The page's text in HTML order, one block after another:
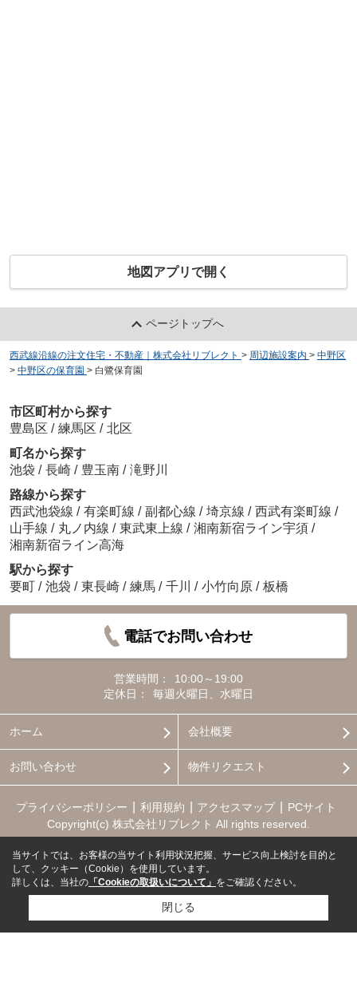
地図アプリで開く
ページトップへ
西武線沿線の注文住宅・不動産｜株式会社リブレクト > 周辺施設案内 > 中野区
> 中野区の保育園 > 白鷺保育園
市区町村から探す
豊島区 / 練馬区 / 北区
町名から探す
池袋 / 長崎 / 豊玉南 / 滝野川
路線から探す
西武池袋線 / 有楽町線 / 副都心線 / 埼京線 / 西武有楽町線 /
山手線 / 丸ノ内線 / 東武東上線 / 湘南新宿ライン宇須 /
湘南新宿ライン高海
駅から探す
要町 / 池袋 / 東長崎 / 練馬 / 千川 / 小竹向原 / 板橋
電話でお問い合わせ
営業時間：
10:00～19:00
定休日：
毎週火曜日、水曜日
ホーム 会社概要
お問い合わせ 物件リクエスト
プライバシーポリシー 利用規約 アクセスマップ
PCサイト
Copyright(c) 株式会社リブレクト All rights reserved.
当サイトでは、お客様の当サイト利用状況把握、サービス向上検討を目的と
して、クッキー（Cookie）を使用しています。
詳しくは、当社の 「Cookieの取扱いについて」 をご確認ください。
閉じる